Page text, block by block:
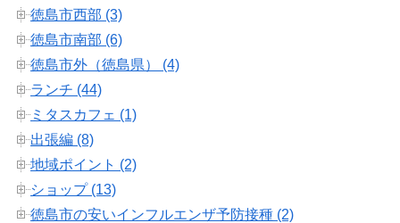
徳島市西部 (3)
徳島市南部 (6)
徳島市外（徳島県） (4)
ランチ (44)
ミタスカフェ (1)
出張編 (8)
地域ポイント (2)
ショップ (13)
徳島市の安いインフルエンザ予防接種 (2)